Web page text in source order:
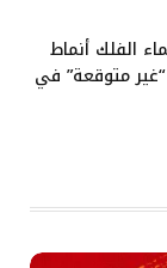
الفلك أنماط
متوقعة” في